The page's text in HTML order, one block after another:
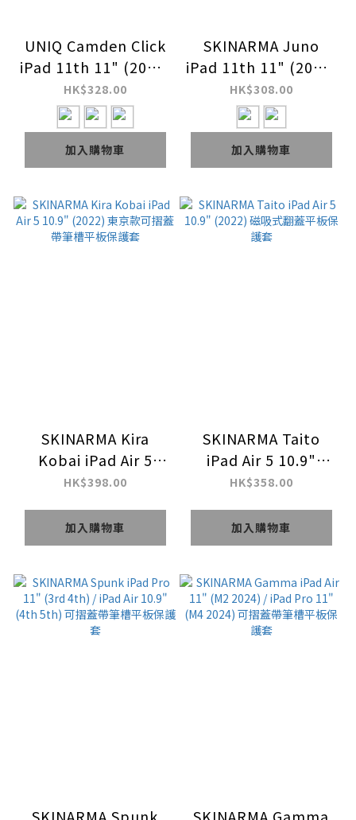
UNIQ Camden Click
iPad 11th 11" (2025)
磁吸帶筆槽多功能極簡
透明平板保護套
HK$328.00
加入購物車
SKINARMA Juno
iPad 11th 11" (2025)
帶筆槽平板保護套
HK$308.00
加入購物車
SKINARMA Kira
Kobai iPad Air 5
10.9" (2022) 東京款
套
HK$398.00
加入購物車
SKINARMA Taito
iPad Air 5 10.9"
(2022) 磁吸式翻蓋平
HK$358.00
加入購物車
SKINARMA Spunk SKINARMA Gamma